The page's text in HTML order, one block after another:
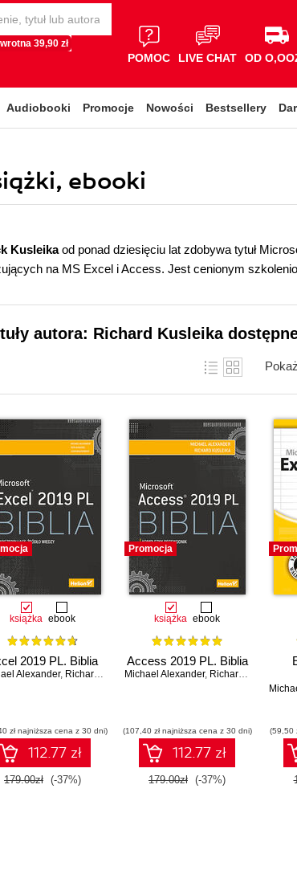
39,90 zł
POMOC LIVE CHAT OD
Audiobooki Promocje Nowości Bestsellery
ebooki
Kusleikaod ponad dziesięciu lat zdobywa tytuł
na MS Excel i Access. Jest cenionym
autora: Richard Kusleika
książka ebook
2019 PL. Biblia
Alexander, Richard Kusleika ,John Walkenbach
zł najniższa cena z 30 dni)
112.77 zł
179.00zł (-37%)
Promocja
książka ebook
Access 2019 PL. Biblia
Michael Alexander, Richard Kusleika
(107,40 zł najniższa cena z 30 dni)
112.77 zł
179.00zł (-37%)
(59,50